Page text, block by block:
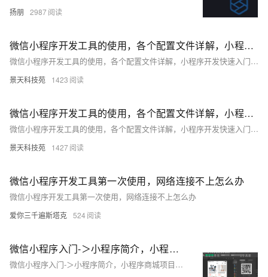
扬朋 2987
微信小程序开发工具的使用，各个配置文件详解，小程序开发快速入门（二）
微信小程序开发工具的使用，各个配置文件详解，小程序开发快速入门（二）
景天科技苑 1423
微信小程序开发工具的使用，各个配置文件详解，小程序开发快速入门（一）
微信小程序开发工具的使用，各个配置文件详解，小程序开发快速入门（一）
景天科技苑 1427
微信小程序开发工具第一次使用，网络连接不上怎么办
微信小程序开发工具第一次使用，网络连接不上怎么办
爱你三千遍斯塔克 524
微信小程序入门-＞小程序简介，小程序商城项目案例，小程序入门案例及目录结构
微信小程序入门-＞小程序简介，小程序商城项目案例，小程序入门案例及目录结构